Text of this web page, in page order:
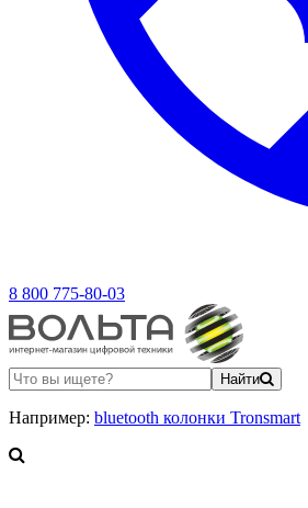
8 800 775-80-03
Найти
Например: bluetooth колонки Tronsmart